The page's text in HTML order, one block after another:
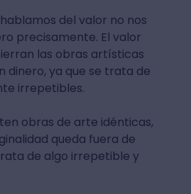
del valor no nos
precisamente. El valor
las obras artísticas
dinero, ya que se trata de
irrepetibles.
obras de arte idénticas,
queda fuera de
de algo irrepetible y